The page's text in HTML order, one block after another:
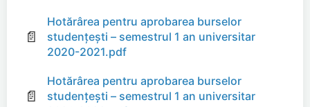
📄
Hotărârea pentru aprobarea burselor
studențești – semestrul 1 an universitar
2020-2021.pdf
📄
Hotărârea pentru aprobarea burselor
studențești – semestrul 1 an universitar